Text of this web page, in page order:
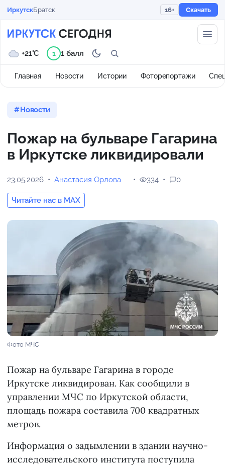
ИркутскБратск 16+ Скачать
Главная Новости Истории Фоторепортажи
+21°C 1 1 балл
Новости
Пожар на бульваре Гагарина
в Иркутске ликвидировали
23.05.2026 Анастасия Орлова
Читайте нас в MAX
334 0
Фото МЧС
Пожар на бульваре Гагарина в городе
Иркутске ликвидирован. Как сообщили в
управлении МЧС по Иркутской области,
площадь пожара составила 700 квадратных
метров.
Информация о задымлении в здании научно-
исследовательского института поступила